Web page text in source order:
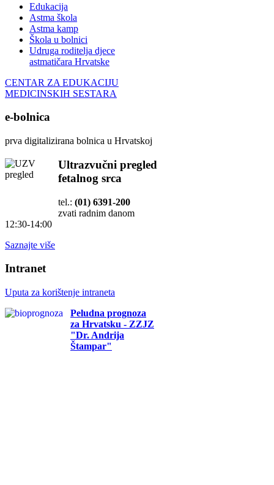
Edukacija
Astma škola
Astma kamp
Škola u bolnici
Udruga roditelja djece
astmatičara Hrvatske
CENTAR ZA EDUKACIJU
MEDICINSKIH SESTARA
e-bolnica
prva digitalizirana bolnica u Hrvatskoj
Ultrazvučni pregled
fetalnog srca
tel.: (01) 6391-200
zvati radnim danom
12:30-14:00
Saznajte više
Intranet
Uputa za korištenje intraneta
Peludna prognoza
za Hrvatsku - ZZJZ
"Dr. Andrija
Štampar"